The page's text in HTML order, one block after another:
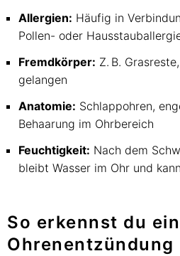
Allergien: Häufig in
Pollen- oder
Fremdkörper: Z. B.
gelangen
Anatomie: Schlappohren,
Behaarung im Ohrbereich
Feuchtigkeit: Nach dem
bleibt Wasser im Ohr und
So erkennst du
Ohrenentzündung